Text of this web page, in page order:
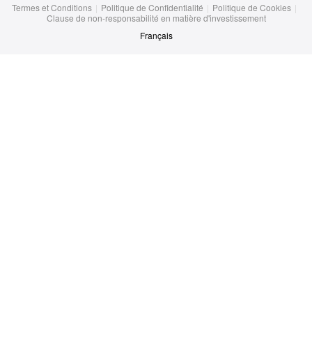
Termes et Conditions | Politique de Confidentialité | Politique de Cookies |
Clause de non-responsabilité en matière d'investissement
Français